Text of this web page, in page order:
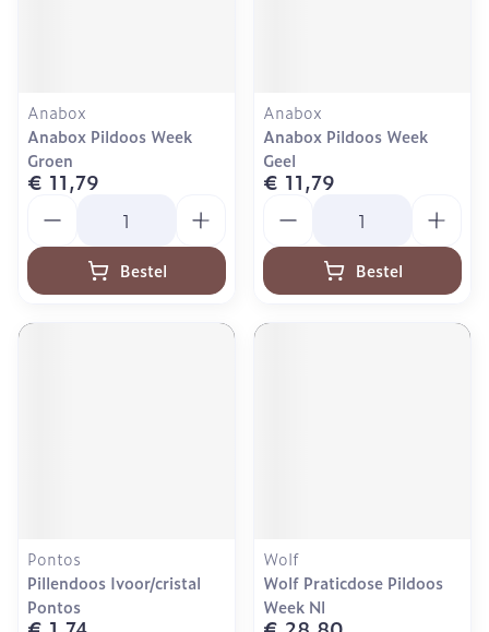
Anabox
Anabox Pildoos Week
Groen
€ 11,79
Bestel
Anabox
Anabox Pildoos Week
Geel
€ 11,79
Bestel
Pontos
Pillendoos Ivoor/cristal
Pontos
Wolf
Wolf Praticdose Pildoos
Week Nl